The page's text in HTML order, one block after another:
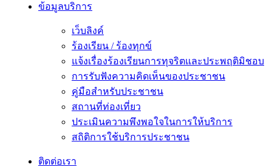
ข้อมูลบริการ
เว็บลิงค์
ร้องเรียน / ร้องทุกข์
แจ้งเรื่องร้องเรียนการทุจริตและประพฤติมิชอบ
การรับฟังความคิดเห็นของประชาชน
คู่มือสำหรับประชาชน
สถานที่ท่องเที่ยว
ประเมินความพึงพอใจในการให้บริการ
สถิติการใช้บริการประชาชน
ติดต่อเรา